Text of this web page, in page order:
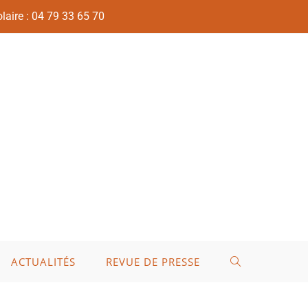
: 04 79 33 65 70
ACTUALITÉS REVUE DE PRESSE